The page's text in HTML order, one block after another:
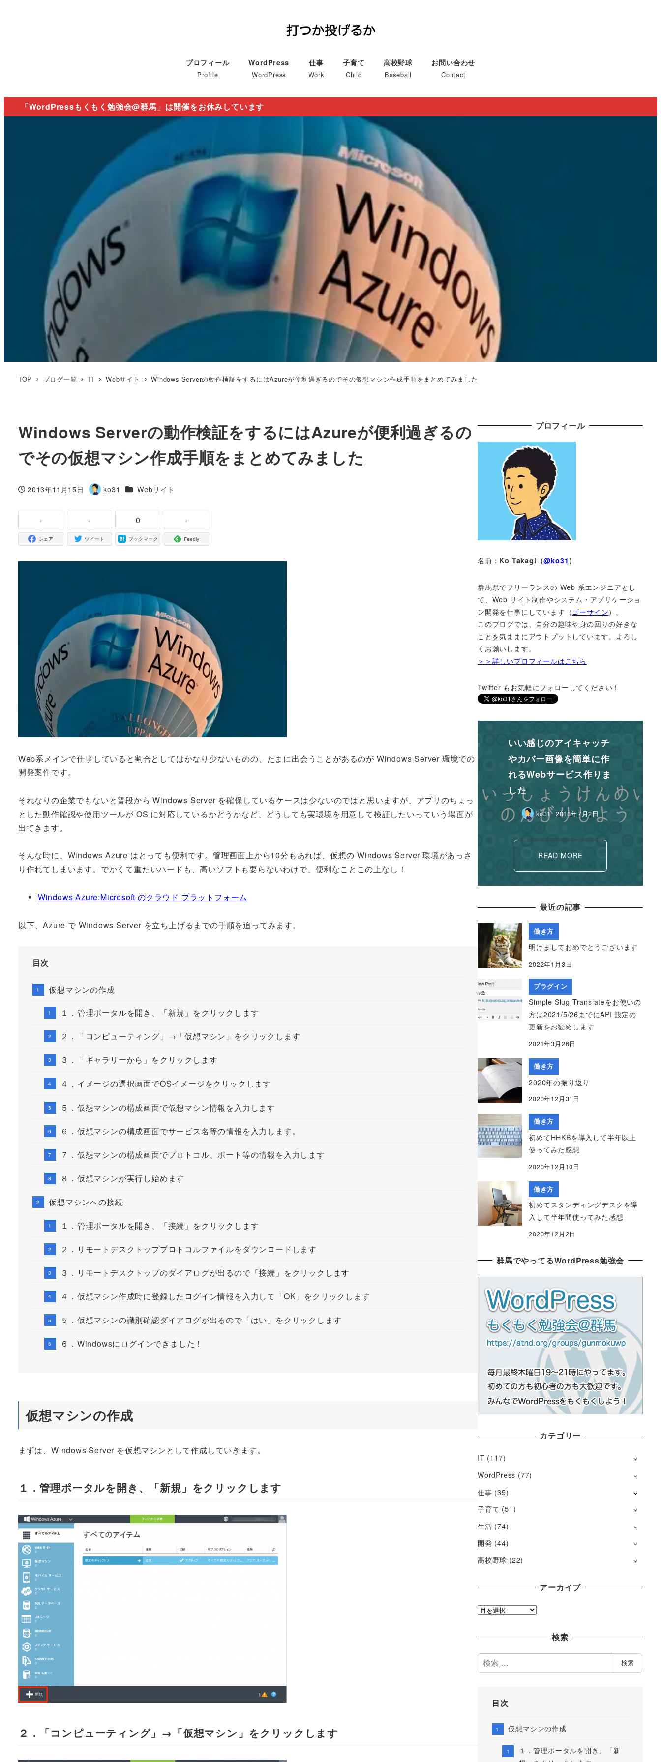
プロフィール
Profile
WordPress
WordPress
仕事
Work
子育て
Child
高校野球
Baseball
お問い合わせ
Contact
「WordPressもくもく勉強会@群馬」は開催をお休みしています
TOP ブログ一覧 IT Webサイト Windows Serverの動作検証をするにはAzureが便利過ぎるのでその仮想マシン作成手順をまとめてみました
Windows Serverの動作検証をするにはAzureが便利過ぎるの
でその仮想マシン作成手順をまとめてみました
投稿日
2013年11月15日
著
ko31 カテゴリー
Webサイト
-
シェア
-
ツイート
0
ブックマーク
-
Feedly
Web系メインで仕事していると割合としてはかなり少ないものの、たまに出会うことがあるのが Windows Server 環境での
開発案件です。
それなりの企業でもないと普段から Windows Server を確保しているケースは少ないのではと思いますが、アプリのちょっ
とした動作確認や使用ツールが OS に対応しているかどうかなど、どうしても実環境を用意して検証したいっていう場面が
出てきます。
そんな時に、Windows Azure はとっても便利です。管理画面上から10分もあれば、仮想の Windows Server 環境があっさ
り作れてしまいます。でかくて重たいハードも、高いソフトも要らないわけで、便利なことこの上なし！
Windows Azure:Microsoft のクラウド プラットフォーム
以下、Azure で Windows Server を立ち上げるまでの手順を追ってみます。
目次
仮想マシンの作成
１．管理ポータルを開き、「新規」をクリックします
２．「コンピューティング」→「仮想マシン」をクリックします
３．「ギャラリーから」をクリックします
４．イメージの選択画面でOSイメージをクリックします
５．仮想マシンの構成画面で仮想マシン情報を入力します
６．仮想マシンの構成画面でサービス名等の情報を入力します。
７．仮想マシンの構成画面でプロトコル、ポート等の情報を入力します
８．仮想マシンが実行し始めます
仮想マシンへの接続
１．管理ポータルを開き、「接続」をクリックします
２．リモートデスクトッププロトコルファイルをダウンロードします
３．リモートデスクトップのダイアログが出るので「接続」をクリックします
４．仮想マシン作成時に登録したログイン情報を入力して「OK」をクリックします
５．仮想マシンの識別確認ダイアログが出るので「はい」をクリックします
６．Windowsにログインできました！
仮想マシンの作成
まずは、Windows Server を仮想マシンとして作成していきます。
１．管理ポータルを開き、「新規」をクリックします
２．「コンピューティング」→「仮想マシン」をクリックします
プロフィール
名前： Ko Takagi（@ko31 ）
群馬県でフリーランスの Web 系エンジニアとし
て、Web サイト制作やシステム・アプリケーショ
ン開発を仕事にしています（ ゴーサイン）。
このブログでは、自分の趣味や身の回りの好きな
ことを気ままにアウトプットしています。よろし
くお願いします。
＞＞詳しいプロフィールはこちら
Twitter もお気軽にフォローしてください！
いい感じのアイキャッチ
やカバー画像を簡単に作
れるWebサービス作りま
した
ko31 2018年7月2日
READ MORE
最近の記事
働き方
明けましておめでとうございます
2022年1月3日
プラグイン
Simple Slug Translateをお使いの
方は2021/5/26までにAPI 設定の
更新をお勧めします
2021年3月26日
働き方
2020年の振り返り
2020年12月31日
働き方
初めてHHKBを導入して半年以上
使ってみた感想
2020年12月10日
働き方
初めてスタンディングデスクを導
入して半年間使ってみた感想
2020年12月2日
群馬でやってるWordPress勉強会
カテゴリー
IT (117)
WordPress (77)
仕事 (35)
子育て (51)
生活 (74)
開発 (44)
高校野球 (22)
アーカイブ
ア
ブ
検索
検
索
検索
目次
仮想マシンの作成
１．管理ポータルを開き、「新